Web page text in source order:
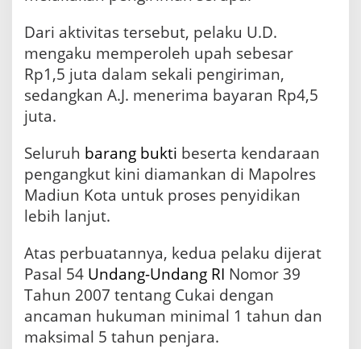
Dari aktivitas tersebut, pelaku U.D.
mengaku memperoleh upah sebesar
Rp1,5 juta dalam sekali pengiriman,
sedangkan A.J. menerima bayaran Rp4,5
juta.
Seluruh barang bukti beserta kendaraan
pengangkut kini diamankan di Mapolres
Madiun Kota untuk proses penyidikan
lebih lanjut.
Atas perbuatannya, kedua pelaku dijerat
Pasal 54 Undang-Undang RI Nomor 39
Tahun 2007 tentang Cukai dengan
ancaman hukuman minimal 1 tahun dan
maksimal 5 tahun penjara.